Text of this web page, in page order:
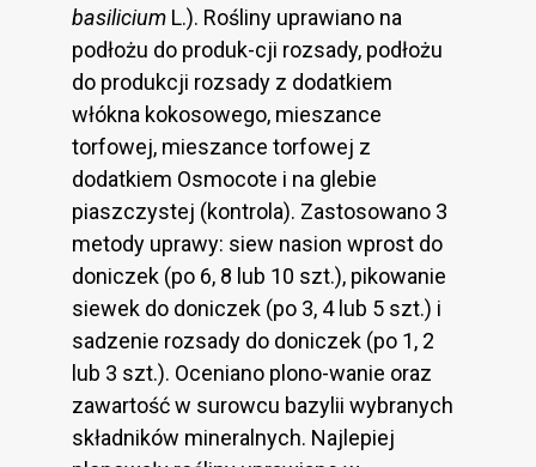
basilicium L.). Rośliny uprawiano na
podłożu do produk-cji rozsady, podłożu
do produkcji rozsady z dodatkiem
włókna kokosowego, mieszance
torfowej, mieszance torfowej z
dodatkiem Osmocote i na glebie
piaszczystej (kontrola). Zastosowano 3
metody uprawy: siew nasion wprost do
doniczek (po 6, 8 lub 10 szt.), pikowanie
siewek do doniczek (po 3, 4 lub 5 szt.) i
sadzenie rozsady do doniczek (po 1, 2
lub 3 szt.). Oceniano plono-wanie oraz
zawartość w surowcu bazylii wybranych
składników mineralnych. Najlepiej